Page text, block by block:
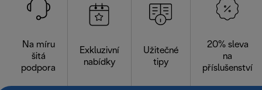
Na míru
šitá
podpora
Exkluzivní
nabídky
Užitečné
tipy
20% sleva
na
příslušenství